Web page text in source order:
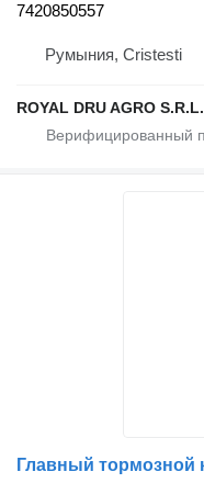
7420850557
Румыния, Cristesti
ROYAL DRU AGRO S.R.L.